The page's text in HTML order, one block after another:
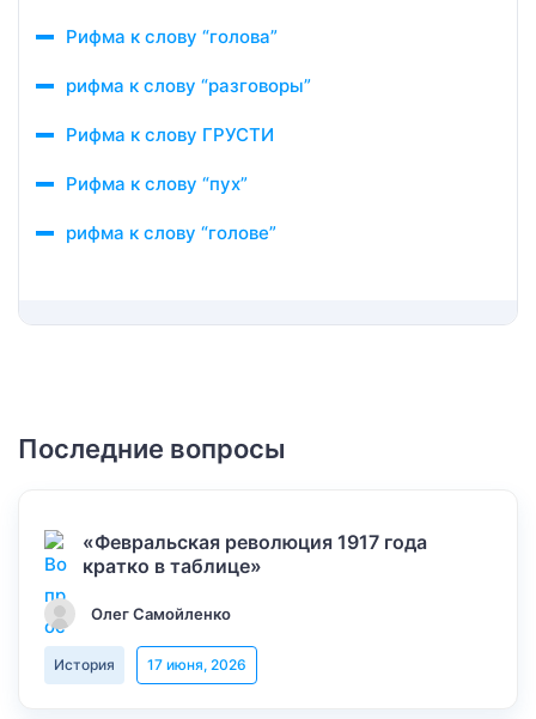
Рифма к слову “голова”
рифма к слову “разговоры”
Рифма к слову ГРУСТИ
Рифма к слову “пух”
рифма к слову “голове”
Последние вопросы
«Февральская революция 1917 года
кратко в таблице»
Олег Самойленко
История 17 июня, 2026